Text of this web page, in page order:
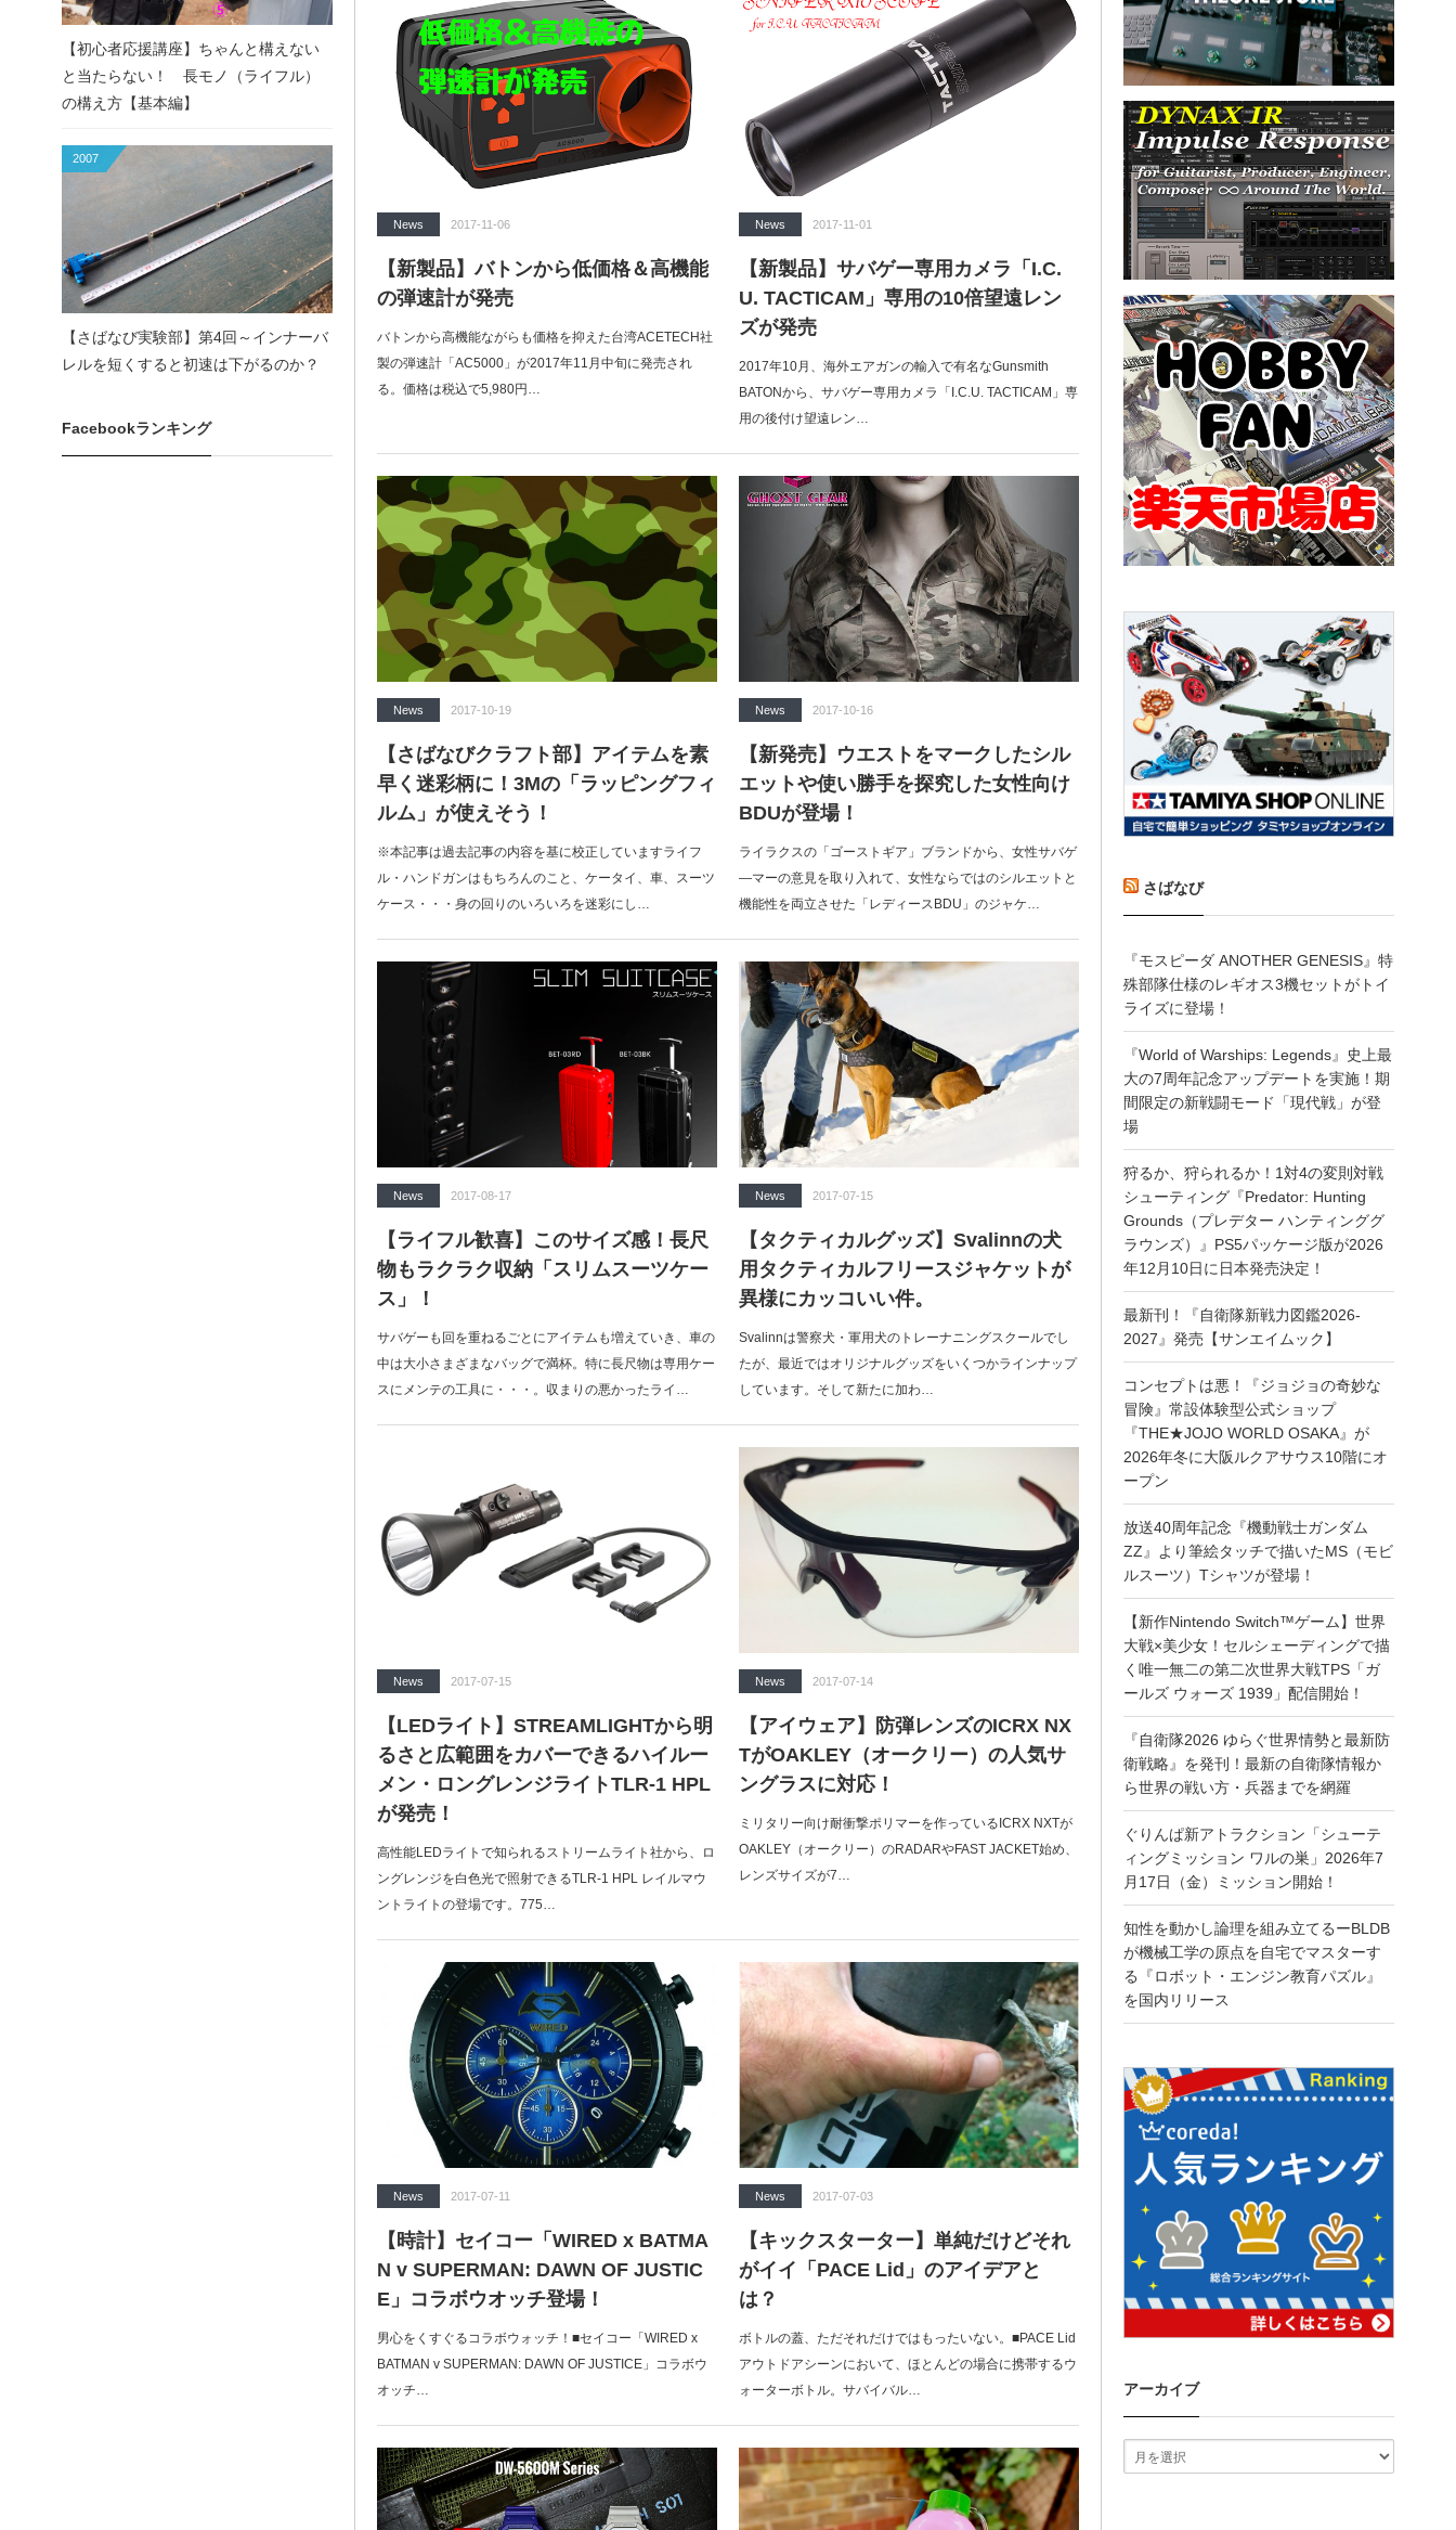
News 2017-11-06
【新製品】バトンから低価格＆高機能
の弾速計が発売
バトンから高機能ながらも価格を抑えた台湾ACETECH社
製の弾速計「AC5000」が2017年11月中旬に発売され
る。価格は税込で5,980円…
News 2017-11-01
【新製品】サバゲー専用カメラ「I.C.
U. TACTICAM」専用の10倍望遠レン
ズが発売
2017年10月、海外エアガンの輸入で有名なGunsmith
BATONから、サバゲー専用カメラ「I.C.U. TACTICAM」専
用の後付け望遠レン…
News 2017-10-19
【さばなびクラフト部】アイテムを素
早く迷彩柄に！3Mの「ラッピングフィ
ルム」が使えそう！
※本記事は過去記事の内容を基に校正していますライフ
ル・ハンドガンはもちろんのこと、ケータイ、車、スーツ
ケース・・・身の回りのいろいろを迷彩にし…
News 2017-10-16
【新発売】ウエストをマークしたシル
エットや使い勝手を探究した女性向け
BDUが登場！
ライラクスの「ゴーストギア」ブランドから、女性サバゲ
―マーの意見を取り入れて、女性ならではのシルエットと
機能性を両立させた「レディースBDU」のジャケ…
News 2017-08-17
【ライフル歓喜】このサイズ感！長尺
物もラクラク収納「スリムスーツケー
ス」！
サバゲーも回を重ねるごとにアイテムも増えていき、車の
中は大小さまざまなバッグで満杯。特に長尺物は専用ケー
スにメンテの工具に・・・。収まりの悪かったライ…
News 2017-07-15
【タクティカルグッズ】Svalinnの犬
用タクティカルフリースジャケットが
異様にカッコいい件。
Svalinnは警察犬・軍用犬のトレーナニングスクールでし
たが、最近ではオリジナルグッズをいくつかラインナップ
しています。そして新たに加わ…
News 2017-07-15
【LEDライト】STREAMLIGHTから明
るさと広範囲をカバーできるハイルー
メン・ロングレンジライトTLR-1 HPL
が発売！
高性能LEDライトで知られるストリームライト社から、ロ
ングレンジを白色光で照射できるTLR-1 HPL レイルマウ
ントライトの登場です。775…
News 2017-07-14
【アイウェア】防弾レンズのICRX NX
TがOAKLEY（オークリー）の人気サ
ングラスに対応！
ミリタリー向け耐衝撃ポリマーを作っているICRX NXTが
OAKLEY（オークリー）のRADARやFAST JACKET始め、
レンズサイズが7…
News 2017-07-11
【時計】セイコー「WIRED x BATMA
N v SUPERMAN: DAWN OF JUSTIC
E」コラボウオッチ登場！
男心をくすぐるコラボウォッチ！■セイコー「WIRED x
BATMAN v SUPERMAN: DAWN OF JUSTICE」コラボウ
オッチ…
News 2017-07-03
【キックスターター】単純だけどそれ
がイイ「PACE Lid」のアイデアと
は？
ボトルの蓋、ただそれだけではもったいない。■PACE Lid
アウトドアシーンにおいて、ほとんどの場合に携帯するウ
ォーターボトル。サバイバル…
【初心者応援講座】ちゃんと構えない
と当たらない！ 長モノ（ライフル）
の構え方【基本編】
2007
【さばなび実験部】第4回～インナーバ
レルを短くすると初速は下がるのか？
Facebookランキング
さばなび
『モスピーダ ANOTHER GENESIS』特
殊部隊仕様のレギオス3機セットがトイ
ライズに登場！
『World of Warships: Legends』史上最
大の7周年記念アップデートを実施！期
間限定の新戦闘モード「現代戦」が登
場
狩るか、狩られるか！1対4の変則対戦
シューティング『Predator: Hunting
Grounds（プレデター ハンティンググ
ラウンズ）』PS5パッケージ版が2026
年12月10日に日本発売決定！
最新刊！『自衛隊新戦力図鑑2026-
2027』発売【サンエイムック】
コンセプトは悪！『ジョジョの奇妙な
冒険』常設体験型公式ショップ
『THE★JOJO WORLD OSAKA』が
2026年冬に大阪ルクアサウス10階にオ
ープン
放送40周年記念『機動戦士ガンダム
ZZ』より筆絵タッチで描いたMS（モビ
ルスーツ）Tシャツが登場！
【新作Nintendo Switch™ゲーム】世界
大戦×美少女！セルシェーディングで描
く唯一無二の第二次世界大戦TPS「ガ
ールズ ウォーズ 1939」配信開始！
『自衛隊2026 ゆらぐ世界情勢と最新防
衛戦略』を発刊！最新の自衛隊情報か
ら世界の戦い方・兵器までを網羅
ぐりんぱ新アトラクション「シューテ
ィングミッション ワルの巣」2026年7
月17日（金）ミッション開始！
知性を動かし論理を組み立てるーBLDB
が機械工学の原点を自宅でマスターす
る『ロボット・エンジン教育パズル』
を国内リリース
アーカイブ